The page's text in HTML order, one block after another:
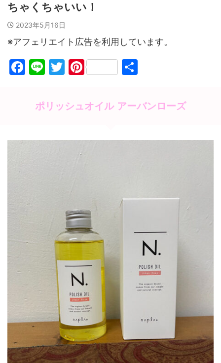
ちゃくちゃいい！
2023年5月16日
※アフェリエイト広告を利用しています。
F
o
Li
e
T
itt
er
Pi
er
e
ポリッシュオイル アーバンローズ